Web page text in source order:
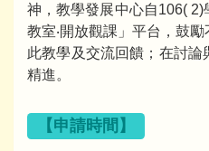
神，教學發展中心自106(
教室‧開放觀課」平台，鼓
此教學及交流回饋；在討
精進。
【申請時間】